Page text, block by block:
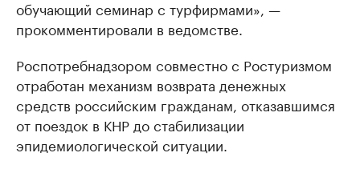
обучающий семинар с турфирмами», —
прокомментировали в ведомстве.
Роспотребнадзором совместно с Ростуризмом
отработан механизм возврата денежных
средств российским гражданам, отказавшимся
от поездок в КНР до стабилизации
эпидемиологической ситуации.